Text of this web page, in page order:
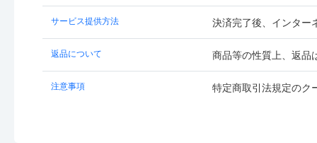
サービス提供方法 決済完了後、インター
返品について 商品等の性質上、返品
注意事項 特定商取引法規定のク